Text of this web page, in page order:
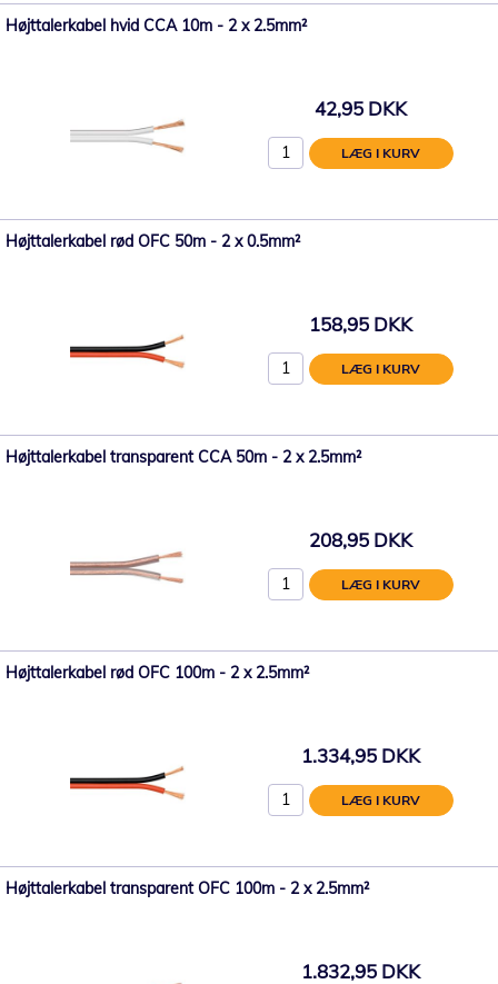
Højttalerkabel hvid CCA 10m - 2 x 2.5mm²
42,95 DKK
LÆG I KURV
Højttalerkabel rød OFC 50m - 2 x 0.5mm²
158,95 DKK
LÆG I KURV
Højttalerkabel transparent CCA 50m - 2 x 2.5mm²
208,95 DKK
LÆG I KURV
Højttalerkabel rød OFC 100m - 2 x 2.5mm²
1.334,95 DKK
LÆG I KURV
Højttalerkabel transparent OFC 100m - 2 x 2.5mm²
1.832,95 DKK